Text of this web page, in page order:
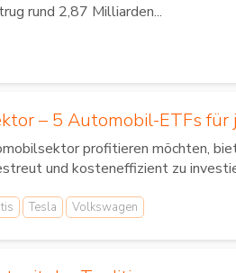
rund 2,87 Milliarden...
– 5 Automobil-ETFs
profitieren möchten,
und kosteneffizient zu
Tesla Volkswagen